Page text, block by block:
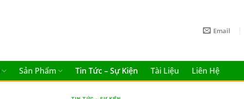
Email
Sản Phẩm Tin Tức – Sự Kiện Tài Liệu Liên Hệ